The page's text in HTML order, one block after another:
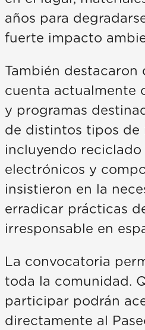
años para
fuerte impacto
También destacaron
cuenta actualmente
y programas
de distintos tipos de
incluyendo reciclado
electrónicos y
insistieron en la
erradicar prácticas
irresponsable en
La convocatoria
toda la comunidad.
participar podrán
directamente al